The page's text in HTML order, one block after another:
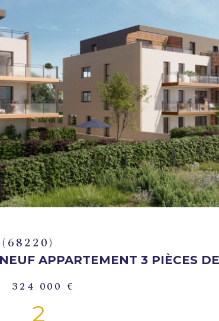
VOIR LE
BIEN
APPARTEMENT 3 PIÈCES
324 000 €
2